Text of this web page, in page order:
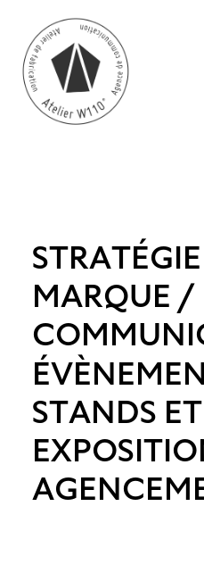
STRATÉGIE
MARQUE /
COMMUNI
ÉVÈNEMEN
STANDS ET
EXPOSITIO
AGENCEM